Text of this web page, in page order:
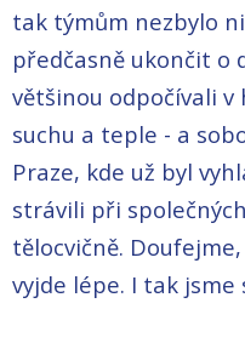
tak týmům nezbylo
předčasně ukončit o
většinou odpočívali
suchu a teple - a
Praze, kde už byl
strávili při
tělocvičně.
vyjde lépe. I tak jsme